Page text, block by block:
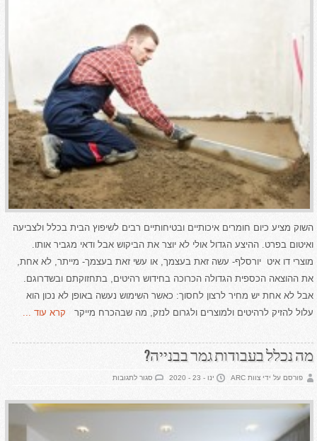
השוק מציע כיום חומרים איכותיים ובטיחותיים רבים לשיפוץ הבית בכלל ולצביעה
ואיטום בפרט. ההיצע הגדול אולי לא יוצר את הביקוש אבל ודאי מגביר אותו.
מוצרי דו איט יורסלף- עשה זאת בעצמך, או עשי זאת בעצמך- מייתר, לא אחת,
את ההוצאה הכספית הגדולה הכרוכה בחידוש רהיטים, בתחזוקתם ובשדרוגם.
אבל לא אחת יש מחיר לרצון לחסוך: כאשר השימוש נעשה באופן לא נכון הוא
עלול להזיק לרהיטים ולמוצרים ולגרום לנזק, מה שבהכרח מייקר קרא עוד ...
מה נכלל בעבודות גמר בבנייה?
פורסם על ידי צוות ARC ינו - 23 - 2020 סגור לתגובותעל
בעבודות
גמר